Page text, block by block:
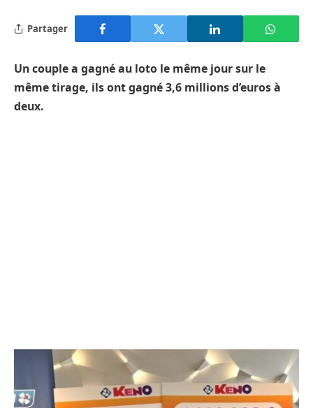
Partager
Un couple a gagné au loto le même jour sur le
même tirage, ils ont gagné 3,6 millions d’euros à
deux.